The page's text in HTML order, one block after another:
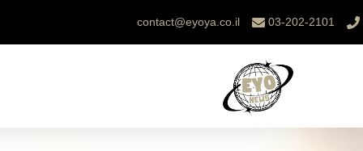
03-202-2101
contact@eyoya.co.il